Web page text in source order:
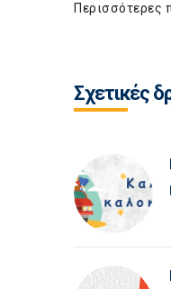
Περισσότερες
Σχετικές